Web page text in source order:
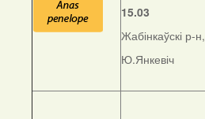
15.03
Жабінкаўскі р-н,
Ю.Янкевіч